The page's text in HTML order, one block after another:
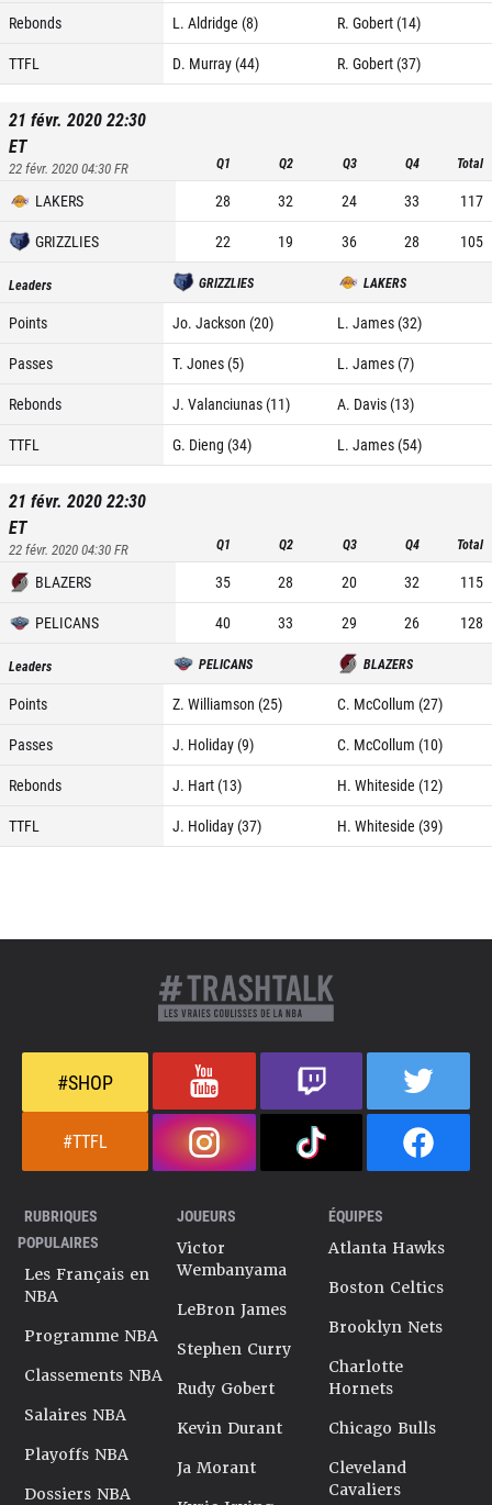
Rebonds L. Aldridge (8)
R. Gobert (14)
TTFL
D. Murray (44) R. Gobert (37)
21 févr. 2020 22:30
ET
22 févr. 2020 04:30FR Q1 Q2 Q3 Q4 Total
LAKERS 28 32 24 33
117
GRIZZLIES
22 19 36 28 105
Leaders GRIZZLIES LAKERS
Points Jo. Jackson (20)
L. James (32)
Passes
T. Jones (5)
L. James (7)
Rebonds
J. Valanciunas (11)
A. Davis (13)
TTFL
G. Dieng (34) L. James (54)
21 févr. 2020 22:30
ET
22 févr. 2020 04:30FR Q1 Q2 Q3 Q4 Total
BLAZERS 35 28 20 32
115
PELICANS
40 33 29 26 128
Leaders PELICANS BLAZERS
Points Z. Williamson (25)
C. McCollum (27)
Passes
J. Holiday (9)
C. McCollum (10)
Rebonds
J. Hart (13)
H. Whiteside (12)
TTFL
J. Holiday (37) H. Whiteside (39)
#SHOP
#TTFL
RUBRIQUES
POPULAIRES
Les Français en
NBA
Programme NBA
Classements NBA
Salaires NBA
Playoffs NBA
Dossiers NBA
JOUEURS
Victor
Wembanyama
LeBron James
Stephen Curry
Rudy Gobert
Kevin Durant
Ja Morant
ÉQUIPES
Atlanta Hawks
Boston Celtics
Brooklyn Nets
Charlotte
Hornets
Chicago Bulls
Cleveland
Cavaliers